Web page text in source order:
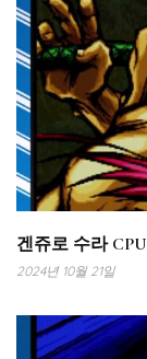
겐쥬로 수라
2024년 10월 21일